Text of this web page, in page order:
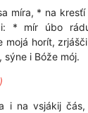
míra, * na
* mír úbo
mojá horít,
i Bóže mój.
i na vsjákij